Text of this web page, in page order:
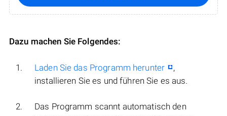
Dazu machen Sie Folgendes:
Laden Sie das Programm herunter
,
installieren Sie es und führen Sie es aus.
Das Programm scannt automatisch den